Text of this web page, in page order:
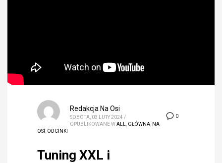
0
Redakcja Na Osi
SOBOTA, 03 LUTY 2024 /
OPUBLIKOWANE WALL GŁÓWNA NA
OSI
ODCINKI
Tuning XXL i